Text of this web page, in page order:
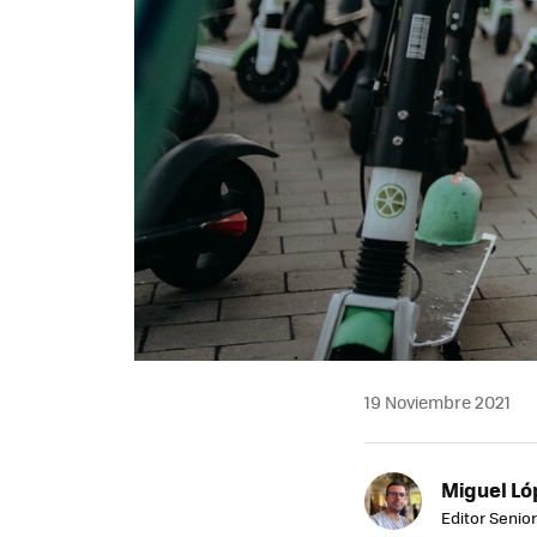
19 Noviembre 2021
Miguel
Editor Senior